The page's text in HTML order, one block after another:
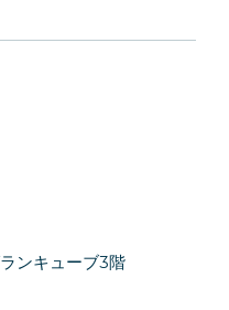
ンキューブ3階